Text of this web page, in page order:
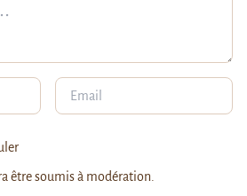
être soumis à modération.